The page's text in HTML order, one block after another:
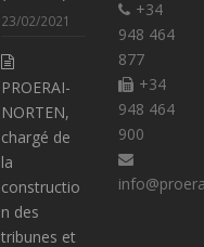
23/02/2021
PROERAI-
NORTEN,
chargé de
la
constructio
n des
tribunes et
+34
948 464
877
+34
948 464
900